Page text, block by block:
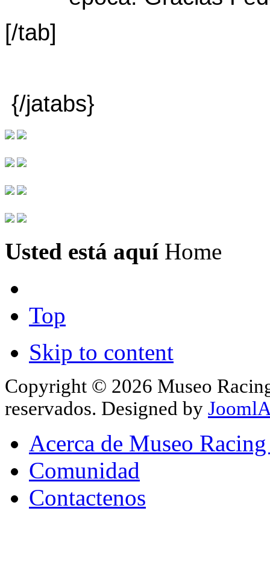
[/tab]
{/jatabs}
Usted está aquí Home
Top
Skip to content
Copyright © 2026 Museo
reservados. Designed by
Acerca de Museo
Comunidad
Contactenos